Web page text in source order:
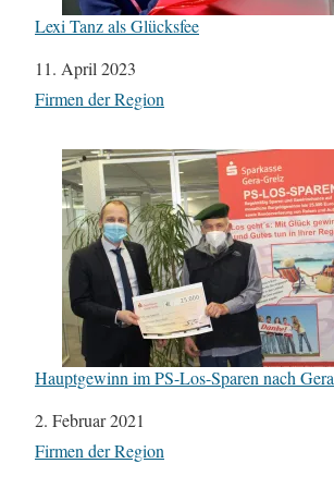
Lexi Tanz als Glücksfee
Datum
11. April 2023
In Bezug auf
Firmen der Region
Hauptgewinn im PS-Los-Sparen nach Gera
Datum
2. Februar 2021
In Bezug auf
Firmen der Region